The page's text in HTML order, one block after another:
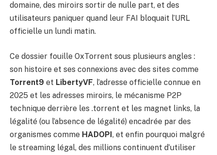
domaine, des miroirs sortir de nulle part, et des
utilisateurs paniquer quand leur FAI bloquait l’URL
officielle un lundi matin.
Ce dossier fouille OxTorrent sous plusieurs angles :
son histoire et ses connexions avec des sites comme
Torrent9 et LibertyVF, l’adresse officielle connue en
2025 et les adresses miroirs, le mécanisme P2P
technique derrière les .torrent et les magnet links, la
légalité (ou l’absence de légalité) encadrée par des
organismes comme HADOPI, et enfin pourquoi malgré
le streaming légal, des millions continuent d’utiliser